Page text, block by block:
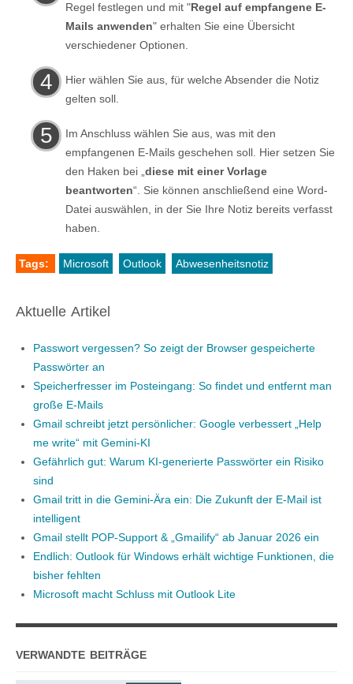
Regel festlegen und mit "Regel auf empfangene E-
Mails anwenden" erhalten Sie eine Übersicht
verschiedener Optionen.
Hier wählen Sie aus, für welche Absender die Notiz
gelten soll.
Im Anschluss wählen Sie aus, was mit den
empfangenen E-Mails geschehen soll. Hier setzen Sie
den Haken bei „ diese mit einer Vorlage
beantworten“. Sie können anschließend eine Word-
Datei auswählen, in der Sie Ihre Notiz bereits verfasst
haben.
Tags: Microsoft Outlook Abwesenheitsnotiz
Aktuelle Artikel
Passwort vergessen? So zeigt der Browser gespeicherte
Passwörter an
Speicherfresser im Posteingang: So findet und entfernt man
große E-Mails
Gmail schreibt jetzt persönlicher: Google verbessert „Help
me write“ mit Gemini-KI
Gefährlich gut: Warum KI-generierte Passwörter ein Risiko
sind
Gmail tritt in die Gemini-Ära ein: Die Zukunft der E-Mail ist
intelligent
Gmail stellt POP-Support & „Gmailify“ ab Januar 2026 ein
Endlich: Outlook für Windows erhält wichtige Funktionen, die
bisher fehlten
Microsoft macht Schluss mit Outlook Lite
VERWANDTE BEITRÄGE